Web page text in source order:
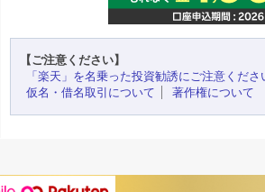
【ご注意ください】
「楽天」を名乗った投資勧誘にご注意くださ
仮名・借名取引について
著作権について